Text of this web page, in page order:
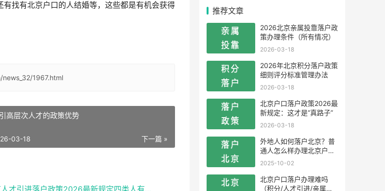
找有北京户口的人结婚等，这些都是有机会获得
1967.html
高层次人才的政策优势
下一篇 »
03-18
北京人才引进落户政策2026最新规定四类人有资格
推荐文章
2026北京亲属投靠落户政
策办理条件（所有情况）
2026-03-18
2026年北京积分落户政策
细则评分标准管理办法
2026-03-18
北京户口落户政策2026最
新规定：这才是“真路子”
2026-03-18
外地人如何落户北京？普
通人怎么样办理北京户
口？
2025-10-02
北京户口落户办理难吗
（积分/人才引进/亲属投